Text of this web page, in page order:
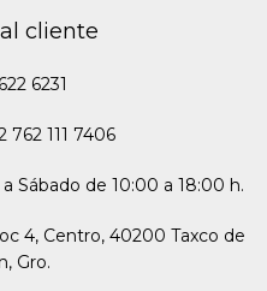
cliente
6231
762 111 7406
Sábado de 10:00 a 18:00 h.
4, Centro, 40200 Taxco de
Gro.